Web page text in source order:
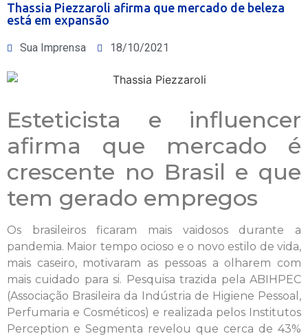
Thassia Piezzaroli afirma que mercado de beleza
está em expansão
Sua Imprensa 18/10/2021
Esteticista e influencer
afirma que mercado é
crescente no Brasil e que
tem gerado empregos
Os brasileiros ficaram mais vaidosos durante a
pandemia. Maior tempo ocioso e o novo estilo de vida,
mais caseiro, motivaram as pessoas a olharem com
mais cuidado para si. Pesquisa trazida pela ABIHPEC
(Associação Brasileira da Indústria de Higiene Pessoal,
Perfumaria e Cosméticos) e realizada pelos Institutos
Perception e Segmenta revelou que cerca de 43%